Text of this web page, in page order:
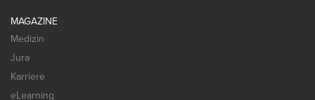
MAGAZINE
Medizin
Jura
Karriere
eLearning